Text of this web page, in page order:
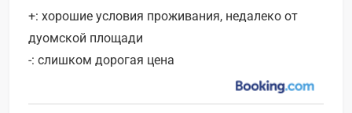
+: хорошие условия проживания, недалеко от
дуомской площади
-: слишком дорогая цена